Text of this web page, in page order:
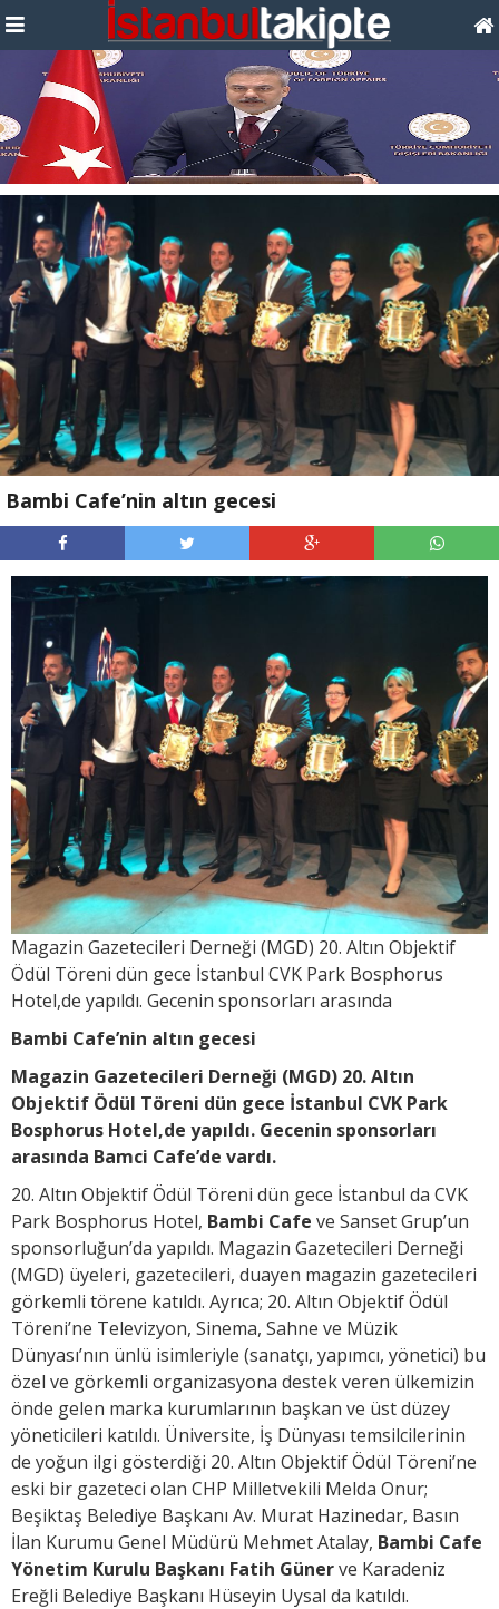
Bambi Cafe’nin altın gecesi
Magazin Gazetecileri Derneği (MGD) 20. Altın Objektif
Ödül Töreni dün gece İstanbul CVK Park Bosphorus
Hotel,de yapıldı. Gecenin sponsorları arasında
Bambi Cafe’nin altın gecesi
Magazin Gazetecileri Derneği (MGD) 20. Altın
Objektif Ödül Töreni dün gece İstanbul CVK Park
Bosphorus Hotel,de yapıldı. Gecenin sponsorları
arasında Bamci Cafe’de vardı.
20. Altın Objektif Ödül Töreni dün gece İstanbul da CVK
Park Bosphorus Hotel, Bambi Cafe ve Sanset Grup’un
sponsorluğun’da yapıldı. Magazin Gazetecileri Derneği
(MGD) üyeleri, gazetecileri, duayen magazin gazetecileri
görkemli törene katıldı. Ayrıca; 20. Altın Objektif Ödül
Töreni’ne Televizyon, Sinema, Sahne ve Müzik
Dünyası’nın ünlü isimleriyle (sanatçı, yapımcı, yönetici) bu
özel ve görkemli organizasyona destek veren ülkemizin
önde gelen marka kurumlarının başkan ve üst düzey
yöneticileri katıldı. Üniversite, İş Dünyası temsilcilerinin
de yoğun ilgi gösterdiği 20. Altın Objektif Ödül Töreni’ne
eski bir gazeteci olan CHP Milletvekili Melda Onur;
Beşiktaş Belediye Başkanı Av. Murat Hazinedar, Basın
İlan Kurumu Genel Müdürü Mehmet Atalay, Bambi Cafe
Yönetim Kurulu Başkanı Fatih Günerve Karadeniz
Ereğli Belediye Başkanı Hüseyin Uysal da katıldı.